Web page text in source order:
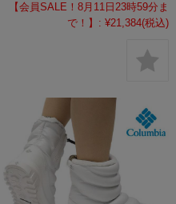
【会員SALE！8月11日23時59分ま
で！】: ¥21,384(税込)